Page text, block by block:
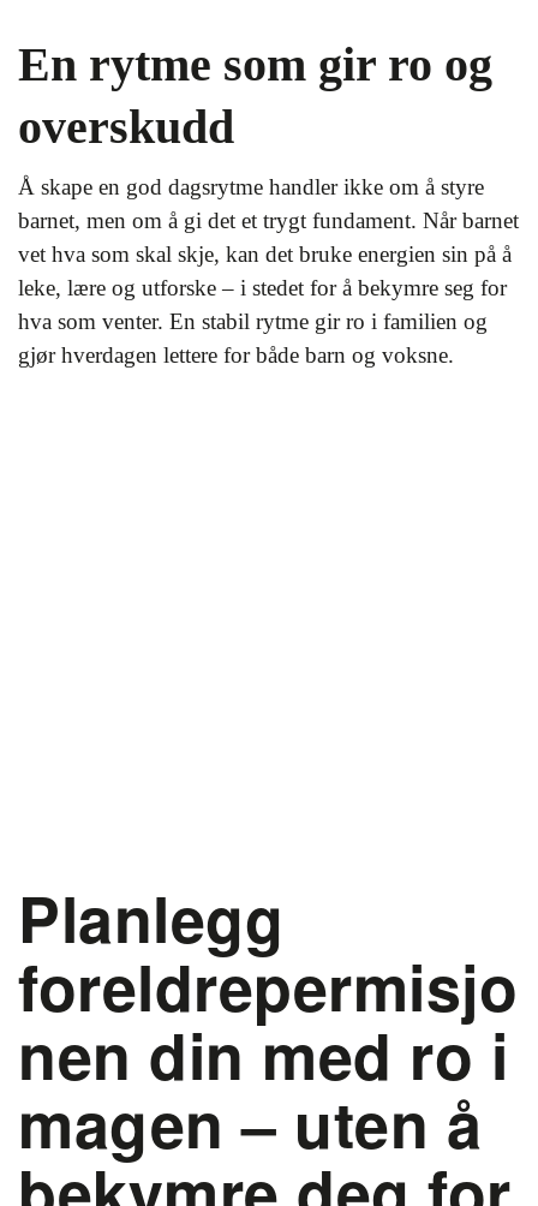
En rytme som gir ro og
overskudd
Å skape en god dagsrytme handler ikke om å styre
barnet, men om å gi det et trygt fundament. Når barnet
vet hva som skal skje, kan det bruke energien sin på å
leke, lære og utforske – i stedet for å bekymre seg for
hva som venter. En stabil rytme gir ro i familien og
gjør hverdagen lettere for både barn og voksne.
Planlegg
foreldrepermisjo
nen din med ro i
magen – uten å